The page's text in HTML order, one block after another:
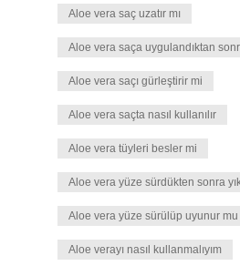
Aloe vera saç uzatır mı
Aloe vera saça uygulandıktan
Aloe vera saçı gürleştirir mi
Aloe vera saçta nasıl kullanılır
Aloe vera tüyleri besler mi
Aloe vera yüze sürdükten sonra
Aloe vera yüze sürülüp uyunur mu
Aloe verayı nasıl kullanmalıyım